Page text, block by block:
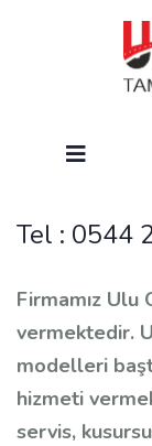
Tel : 0544
Firmamız
vermektedir.
modelleri
hizmeti
servis,